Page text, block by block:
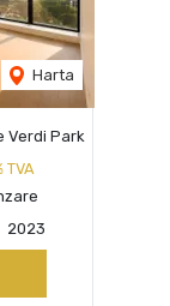
Harta
Verdi Park
TVA
2023